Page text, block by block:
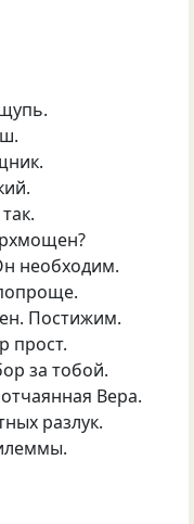
необходим.
Постижим.
прост.
за тобой.
Вера.
разлук.